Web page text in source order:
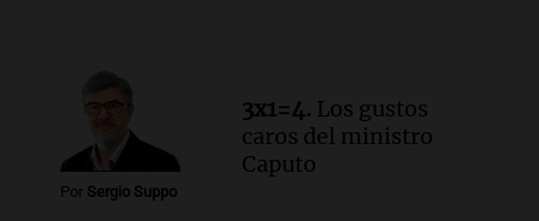
exposición agrícola en Bulaya con
diversas atracciones para todos
Panorama Federal
Episodios
Por Sergio Suppo
3x1=4. Los gustos
caros del ministro
Caputo